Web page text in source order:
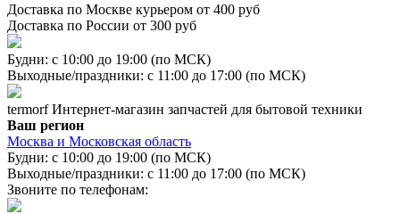
Доставка по Москве курьером от 400 руб
Доставка по России от 300 руб
Будни: с 10:00 до 19:00 (по МСК)
Выходные/праздники: с 11:00 до 17:00 (по МСК)
termorf Интернет-магазин запчастей для бытовой техники
Ваш регион
Москва и Московская область
Будни: с 10:00 до 19:00 (по МСК)
Выходные/праздники: с 11:00 до 17:00 (по МСК)
Звоните по телефонам: